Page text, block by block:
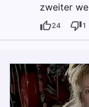
zweiter
24 1